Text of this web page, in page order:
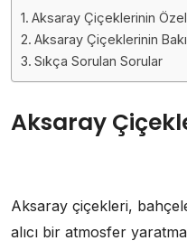
Aksaray Çiçeklerinin
Aksaray Çiçeklerinin
Sıkça Sorulan Sorular
Aksaray
Aksaray çiçekleri,
alıcı bir atmosfer